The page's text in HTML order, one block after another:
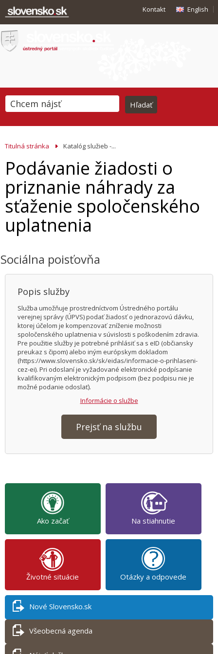
Kontakt English
Titulná stránka Katalóg služieb -...
Podávanie žiadosti o
priznanie náhrady za
sťaženie spoločenského
uplatnenia
Sociálna poisťovňa
Popis služby
Služba umožňuje prostredníctvom Ústredného portálu
verejnej správy (ÚPVS) podať žiadosť o jednorazovú dávku,
ktorej účelom je kompenzovať zníženie možnosti
spoločenského uplatnenia v súvislosti s poškodením zdravia.
Pre použitie služby je potrebné prihlásiť sa s eID (občiansky
preukaz s čipom) alebo iným európskym dokladom
(https://www.slovensko.sk/sk/eidas/informacie-o-prihlaseni-
cez-ei). Pri odoslaní je vyžadované elektronické podpísanie
kvalifikovaným elektronickým podpisom (bez podpisu nie je
možné podanie odoslať).
Informácie o službe
Prejsť na službu
Ako začať Na stiahnutie
Životné situácie Otázky a odpovede
Nové Slovensko.sk
Všeobecná agenda